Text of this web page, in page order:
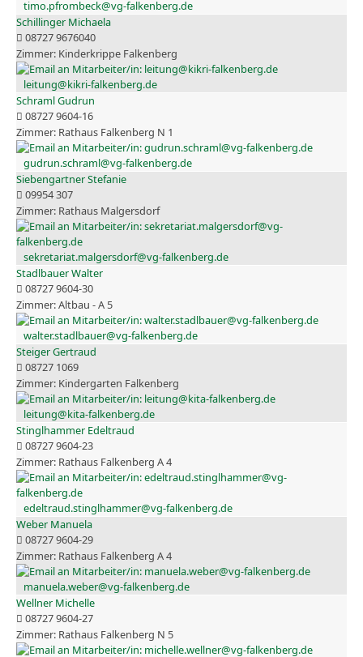
timo.pfrombeck@vg-falkenberg.de
Schillinger Michaela
08727 9676040
Kinderkrippe Falkenberg
leitung@kikri-falkenberg.de
Schraml Gudrun
08727 9604-16
Rathaus Falkenberg N 1
gudrun.schraml@vg-falkenberg.de
Siebengartner Stefanie
09954 307
Rathaus Malgersdorf
sekretariat.malgersdorf@vg-falkenberg.de
Stadlbauer Walter
08727 9604-30
Altbau - A 5
walter.stadlbauer@vg-falkenberg.de
Steiger Gertraud
08727 1069
Kindergarten Falkenberg
leitung@kita-falkenberg.de
Stinglhammer Edeltraud
08727 9604-23
Rathaus Falkenberg A 4
edeltraud.stinglhammer@vg-falkenberg.de
Weber Manuela
08727 9604-29
Rathaus Falkenberg A 4
manuela.weber@vg-falkenberg.de
Wellner Michelle
08727 9604-27
Rathaus Falkenberg N 5